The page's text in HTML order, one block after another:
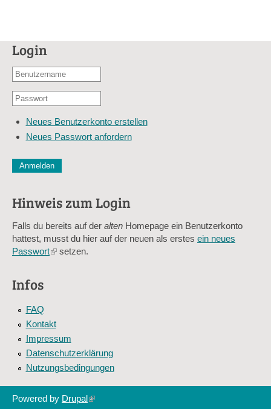
Login
Benutzername
E-
Adresse
Passwort
Neues Benutzerkonto erstellen
Neues Passwort anfordern
Diese Sicherheitsfrage überprüft, ob Sie ein menschlicher
Sag mir nicht, wie viele Sternlein stehen
Hinweis zum Login
Falls du bereits auf der alten Homepage ein Benutzerkonto
hattest, musst du hier auf der neuen als erstes ein neues
Passwort(linksetzen.
Infos
FAQ
Kontakt
Impressum
Datenschutzerklärung
Nutzungsbedingungen
Powered by Drupal(link